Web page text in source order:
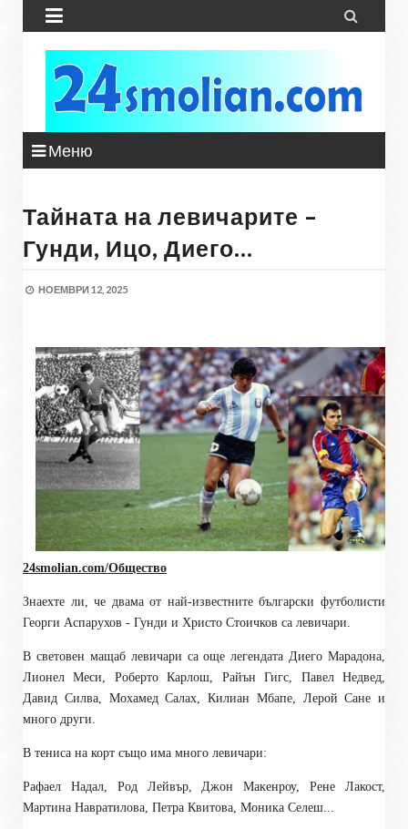
 
Меню
Тайната на левичарите –
Гунди, Ицо, Диего…
НОЕМВРИ 12, 2025
24smolian.com/Общество
Знаехте ли, че двама от най-известните български футболисти
Георги Аспарухов - Гунди и Христо Стоичков са левичари.
В световен мащаб левичари са още легендата Диего Марадона,
Лионел Меси, Роберто Карлош, Райън Гигс, Павел Недвед,
Давид Силва, Мохамед Салах, Килиан Мбапе, Лерой Сане и
много други.
В тениса на корт също има много левичари:
Рафаел Надал, Род Лейвър, Джон Макенроу, Рене Лакост,
Мартина Навратилова, Петра Квитова, Моника Селеш...